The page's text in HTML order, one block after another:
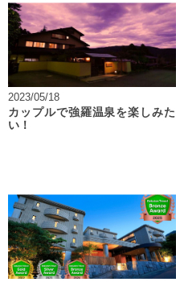
2023/05/18
カップルで強羅温泉を楽しみた
い！